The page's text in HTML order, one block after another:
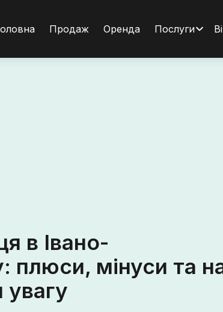
Продаж Оренда Послуги
в Івано-
плюси, мінуси та
увагу